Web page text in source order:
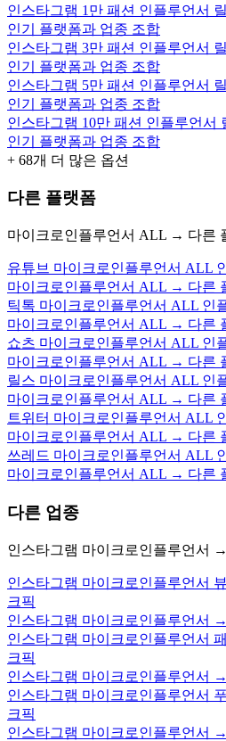
인스타그램 1만 패션 인플루언서
인기 플랫폼과 업종 조합
인스타그램 3만 패션 인플루언서
인기 플랫폼과 업종 조합
인스타그램 5만 패션 인플루언서
인기 플랫폼과 업종 조합
인스타그램 10만 패션 인플루언서
인기 플랫폼과 업종 조합
+ 68개 더 많은 옵션
다른 플랫폼
마이크로인플루언서 ALL → 다른
유튜브 마이크로인플루언서 ALL
마이크로인플루언서 ALL → 다른
틱톡 마이크로인플루언서 ALL 인
마이크로인플루언서 ALL → 다른
쇼츠 마이크로인플루언서 ALL 인
마이크로인플루언서 ALL → 다른
릴스 마이크로인플루언서 ALL 인
마이크로인플루언서 ALL → 다른
트위터 마이크로인플루언서 ALL
마이크로인플루언서 ALL → 다른
쓰레드 마이크로인플루언서 ALL
마이크로인플루언서 ALL → 다른
다른 업종
인스타그램 마이크로인플루언서
인스타그램 마이크로인플루언서
크픽
인스타그램 마이크로인플루언서
인스타그램 마이크로인플루언서
크픽
인스타그램 마이크로인플루언서
인스타그램 마이크로인플루언서
크픽
인스타그램 마이크로인플루언서